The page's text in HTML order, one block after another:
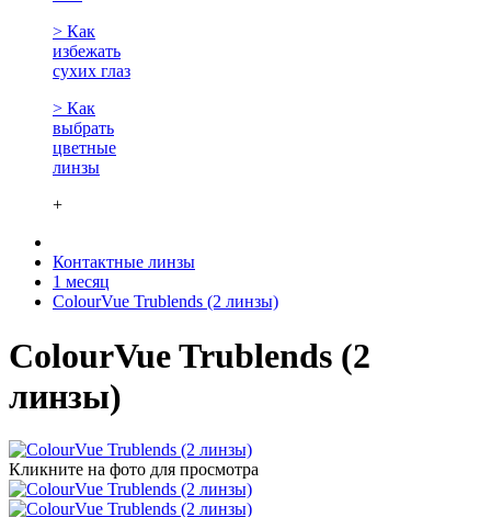
> Как
избежать
сухих глаз
> Как
выбрать
цветные
линзы
+
Контактные линзы
1 месяц
ColourVue Trublends (2 линзы)
ColourVue Trublends (2
линзы)
Кликните на фото для просмотра